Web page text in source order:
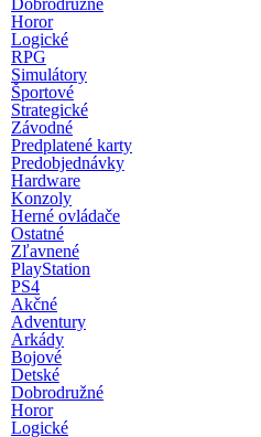
Dobrodružné
Horor
Logické
RPG
Simulátory
Športové
Strategické
Závodné
Predplatené karty
Predobjednávky
Hardware
Konzoly
Herné ovládače
Ostatné
Zľavnené
PlayStation
PS4
Akčné
Adventury
Arkády
Bojové
Detské
Dobrodružné
Horor
Logické